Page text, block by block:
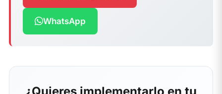
WhatsApp